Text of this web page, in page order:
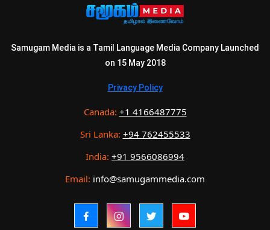
Samugam Media is a Tamil Language Media Company Launched
on 15 May 2018
Privacy Policy
Canada: +1 4166487775
Sri Lanka: +94 762455533
India: +91 9566086994
Email: info@samugammedia.com